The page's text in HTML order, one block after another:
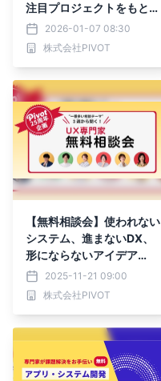
注目プロジェクトをもと
に、2026年のデジタルト
レンドを解説するコラムを
公開
2026-01-07 08:30
株式会社PIVOT
【無料相談会】使われない
システム、進まないDX、
形にならないアイデア
——“一番多い相談テーマ
3選”をUX専門家が深掘り
してお応えします
2025-11-21 09:00
株式会社PIVOT